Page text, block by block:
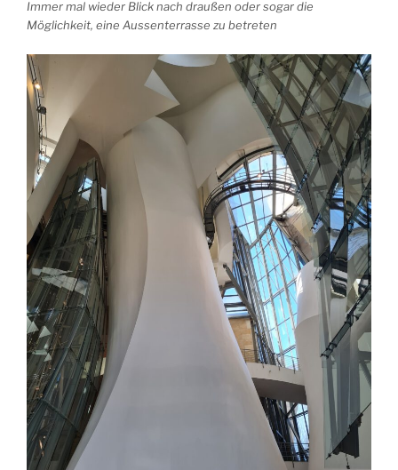
Immer mal wieder Blick nach draußen oder sogar die
Möglichkeit, eine Aussenterrasse zu betreten